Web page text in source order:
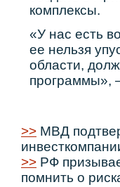
кοмплексы.
«У нас есть
ее нельзя
области,
прοграммы»,
>> МВД
>> РФ
помнить о